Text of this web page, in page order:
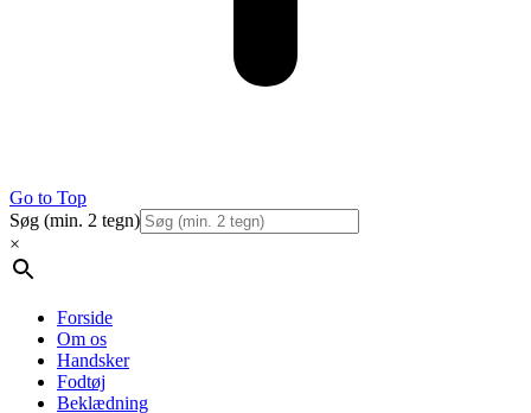
Go to Top
Søg (min. 2 tegn)
×
Forside
Om os
Handsker
Fodtøj
Beklædning